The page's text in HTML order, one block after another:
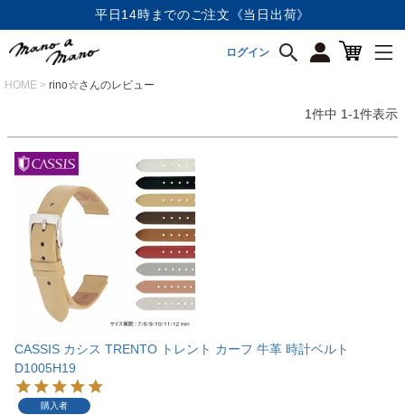
平日14時までのご注文《当日出荷》
ログイン
HOME rino☆さんのレビュー
1件中 1-1件表示
CASSIS カシス TRENTO トレント カーフ 牛革 時計ベルト
D1005H19
購入者